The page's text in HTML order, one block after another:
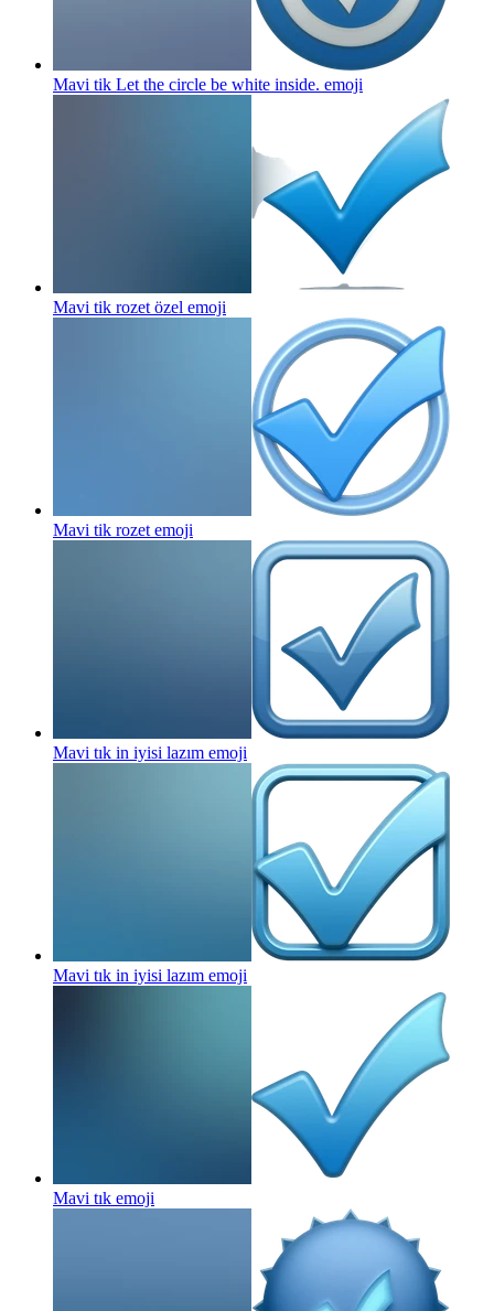
Mavi tik Let the circle be white inside. emoji
Mavi tik rozet özel emoji
Mavi tik rozet emoji
Mavi tık in iyisi lazım emoji
Mavi tık in iyisi lazım emoji
Mavi tık emoji